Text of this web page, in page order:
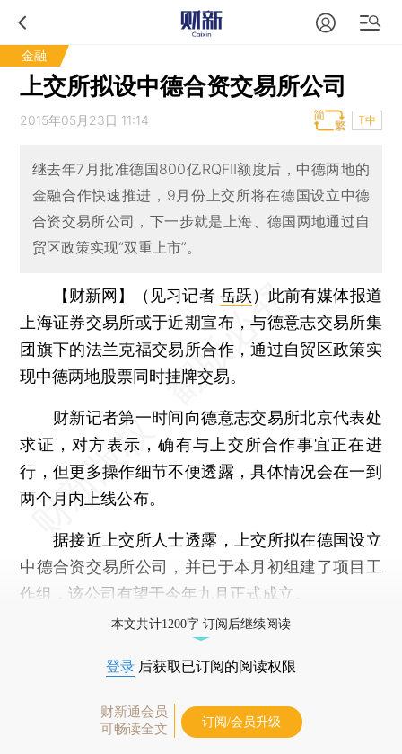
金融
上交所拟设中德合资交易所公司
2015年05月23日 11:14 T中
继去年7月批准德国800亿RQFII额度后，中德两地的
金融合作快速推进，9月份上交所将在德国设立中德
合资交易所公司，下一步就是上海、德国两地通过自
贸区政策实现“双重上市”。
【财新网】（见习记者 岳跃） 此前有媒体报道
上海证券交易所或于近期宣布，与德意志交易所集
团旗下的法兰克福交易所合作，通过自贸区政策实
现中德两地股票同时挂牌交易。
财新记者第一时间向德意志交易所北京代表处
求证，对方表示，确有与上交所合作事宜正在进
行，但更多操作细节不便透露，具体情况会在一到
两个月内上线公布。
据接近上交所人士透露，上交所拟在德国设立
中德合资交易所公司，并已于本月初组建了项目工
作组，该公司有望于今年九月正式成立。
本文共计1200字 订阅后继续阅读
登录 后获取已订阅的阅读权限
财新通会员
可畅读全文
订阅/会员升级